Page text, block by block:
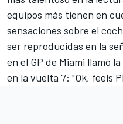
equipos más tienen en
sensaciones sobre el
ser reproducidas en la
en el GP de Miami llamó
en la vuelta 7: "Ok, feels